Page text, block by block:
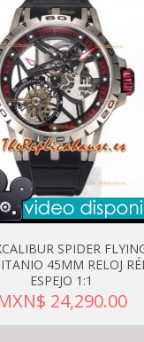
SPIDER
45MM RELOJ
ESPEJO 1:1
24,290.00